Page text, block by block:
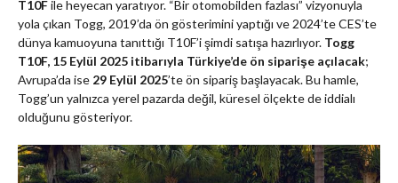
T10File heyecan yaratıyor. “Bir otomobilden fazlası” vizyonuyla
yola çıkan Togg, 2019’da ön gösterimini yaptığı ve 2024’te CES’te
dünya kamuoyuna tanıttığı T10F’i şimdi satışa hazırlıyor. Togg
T10F, 15 Eylül 2025 itibarıyla Türkiye’de ön siparişe açılacak;
Avrupa’da ise 29 Eylül 2025’te ön sipariş başlayacak. Bu hamle,
Togg’un yalnızca yerel pazarda değil, küresel ölçekte de iddialı
olduğunu gösteriyor.